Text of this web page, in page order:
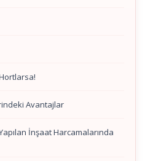
Avantajlar
İnşaat Harcamalarında